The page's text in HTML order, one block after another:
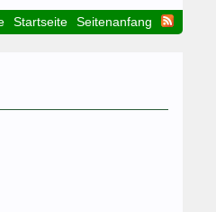
Startseite Seitenanfang